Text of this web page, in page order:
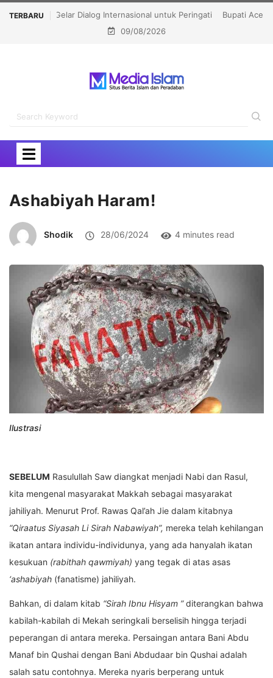
TERBARU
Bupati Aceh Besar Harap Masjid Ibnu Abu Bakar Jadi
Pusat Pembinaan Umat
09/08/2026
Ashabiyah Haram!
Shodik 28/06/2024 4 minutes read
Ilustrasi
SEBELUM Rasulullah Saw diangkat menjadi Nabi dan Rasul,
kita mengenal masyarakat Makkah sebagai masyarakat
jahiliyah. Menurut Prof. Rawas Qal’ah Jie dalam kitabnya
“Qiraatus Siyasah Li Sirah Nabawiyah”, mereka telah kehilangan
ikatan antara individu-individunya, yang ada hanyalah ikatan
kesukuan (rabithah qawmiyah) yang tegak di atas asas
‘ashabiyah (fanatisme) jahiliyah.
Bahkan, di dalam kitab “Sirah Ibnu Hisyam ”diterangkan bahwa
kabilah-kabilah di Mekah seringkali berselisih hingga terjadi
peperangan di antara mereka. Persaingan antara Bani Abdu
Manaf bin Qushai dengan Bani Abdudaar bin Qushai adalah
salah satu contohnya. Mereka nyaris berperang untuk